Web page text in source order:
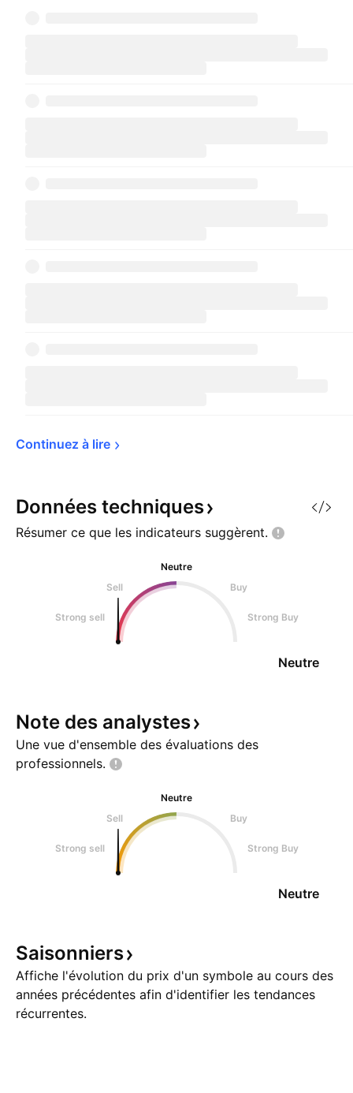
Continuez à lire
Données techniques
Résumer ce que les indicateurs suggèrent.
Neutre
Sell
Buy
Strong sell Strong Buy
Neutre
Note des analystes
Une vue d'ensemble des évaluations des
professionnels.
Neutre
Sell
Buy
Strong sell Strong Buy
Neutre
Saisonniers
Affiche l'évolution du prix d'un symbole au cours des
années précédentes afin d'identifier les tendances
récurrentes.